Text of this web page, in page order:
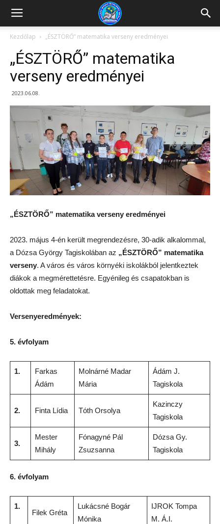
Kazincbarcikai
Pollack
Mihály
Általános
Iskola
Kezdőlap „ÉSZTÖRŐ” matematika verseny eredményei
„ÉSZTÖRŐ” matematika
verseny eredményei
2023.06.08.
„ÉSZTÖRŐ” matematika verseny eredményei
2023. május 4-én került megrendezésre, 30-adik alkalommal,
a Dózsa György Tagiskolában az „ÉSZTÖRŐ” matematika
verseny. A város és város környéki iskolákból jelentkeztek
diákok a megmérettetésre. Egyénileg és csapatokban is
oldottak meg feladatokat.
Versenyeredmények:
5. évfolyam
1.
Farkas
Ádám
Molnárné Madar
Mária
Ádám J.
Tagiskola
2. Finta Lídia Tóth Orsolya
Kazinczy
Tagiskola
3.
Mester
Mihály
Fónagyné Pál
Zsuzsanna
Dózsa Gy.
Tagiskola
6. évfolyam
1.
Filek Gréta
Lukácsné Bogár
Mónika
IJROK Tompa
M. Á.I.